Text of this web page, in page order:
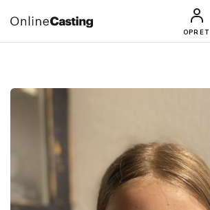
OPRET
CASTINGS & JOBS SØG